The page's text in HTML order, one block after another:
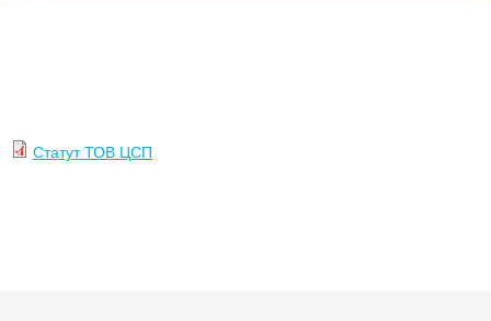
Статут ТОВ ЦСП